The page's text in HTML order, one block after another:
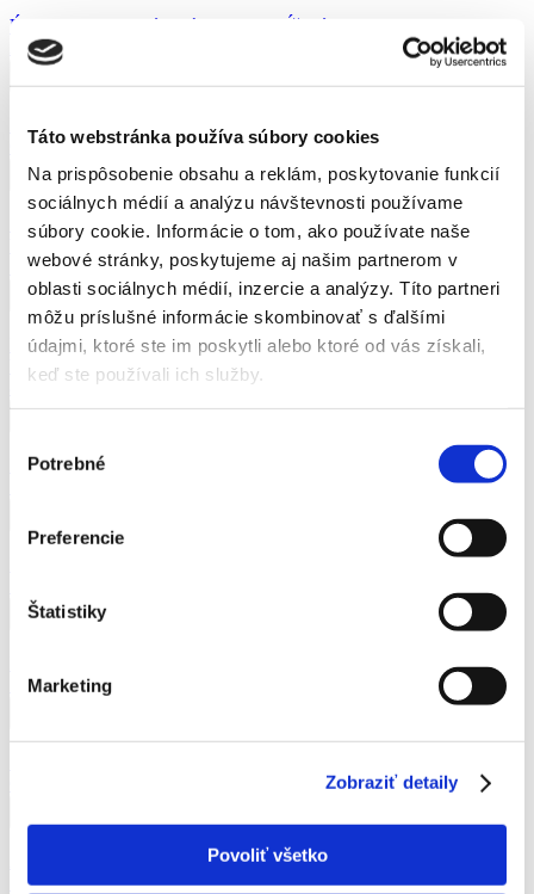
Táto webstránka používa súbory cookies
Na prispôsobenie obsahu a reklám, poskytovanie funkcií
sociálnych médií a analýzu návštevnosti používame
súbory cookie. Informácie o tom, ako používate naše
webové stránky, poskytujeme aj našim partnerom v
oblasti sociálnych médií, inzercie a analýzy. Títo partneri
môžu príslušné informácie skombinovať s ďalšími
údajmi, ktoré ste im poskytli alebo ktoré od vás získali,
keď ste používali ich služby.
súhlasu
Potrebné
Preferencie
Štatistiky
Marketing
Zobraziť detaily
Povoliť všetko
Úprava podkladového rámu pre predĺžené dvere- VARIANT
28,00€
Plastová výplň podkladového rámu- VARIANT
Od37,00€
Strešné okno s automatickým otváračom- pozinkovaná konštrukcia-
VARIANT
51,00€
Bočné okno s aut.m otváračom - konštrukcia pozinkovaná-
VARIANT
82,00
Bočná polica ľavá rohová pozinkovaná- VARIANT
55,00€
Automatický otvárač- POH Primus
55,00€